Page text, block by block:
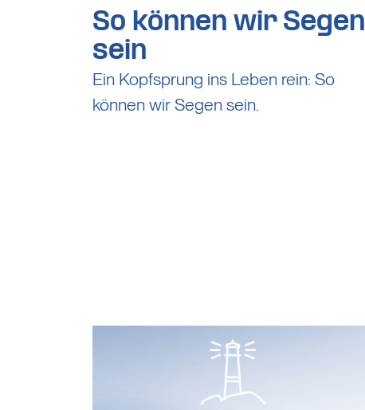
So können wir Segen
sein
Ein Kopfsprung ins Leben rein: So
können wir Segen sein.